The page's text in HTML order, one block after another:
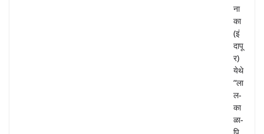
ना
का
(इं
दापू
र)
येथे
“ला
ल-
का
ळा-